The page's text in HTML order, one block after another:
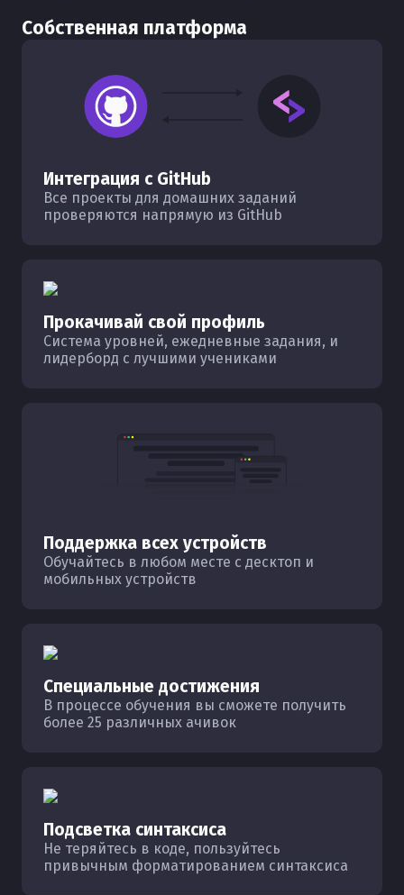
Собственная платформа
Интеграция с GitHub
Все проекты для домашних заданий
проверяются напрямую из GitHub
Прокачивай свой профиль
Система уровней, ежедневные задания, и
лидерборд с лучшими учениками
Поддержка всех устройств
Обучайтесь в любом месте с десктоп и
мобильных устройств
Специальные достижения
В процессе обучения вы сможете получить
более 25 различных ачивок
Подсветка синтаксиса
Не теряйтесь в коде, пользуйтесь
привычным форматированием синтаксиса